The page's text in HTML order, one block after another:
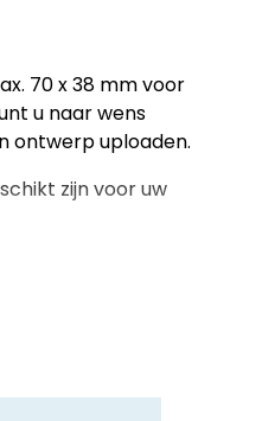
70 x 38 mm voor
u naar wens
ontwerp uploaden.
zijn voor uw